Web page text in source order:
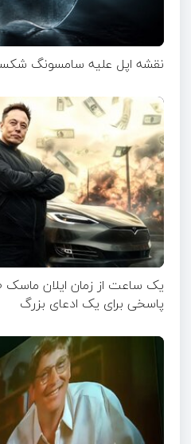
نقشه اپل علیه سامسونگ
پاسخی برای یک ادعای بزرگ